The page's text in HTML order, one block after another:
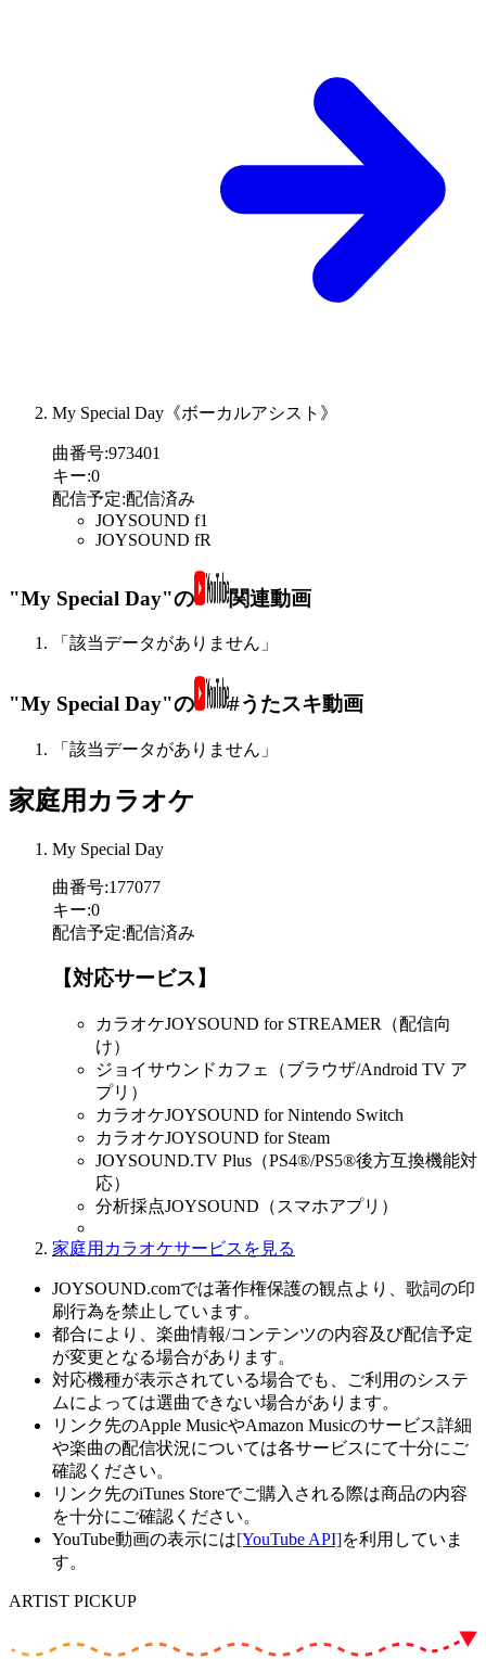
My Special Day《ボーカルアシスト》
曲番号:973401
キー:0
配信予定:配信済み
JOYSOUND f1
JOYSOUND fR
"My Special Day"の 関連動画
「該当データがありません」
"My Special Day"の #うたスキ動画
「該当データがありません」
家庭用カラオケ
My Special Day
曲番号:177077
キー:0
配信予定:配信済み
【対応サービス】
カラオケJOYSOUND for STREAMER（配信向
け）
ジョイサウンドカフェ（ブラウザ/Android TV ア
プリ）
カラオケJOYSOUND for Nintendo Switch
カラオケJOYSOUND for Steam
JOYSOUND.TV Plus（PS4®/PS5®後方互換機能対
応）
分析採点JOYSOUND（スマホアプリ）
家庭用カラオケサービスを見る
JOYSOUND.comでは著作権保護の観点より、歌詞の印
刷行為を禁止しています。
都合により、楽曲情報/コンテンツの内容及び配信予定
が変更となる場合があります。
対応機種が表示されている場合でも、ご利用のシステ
ムによっては選曲できない場合があります。
リンク先のApple MusicやAmazon Musicのサービス詳細
や楽曲の配信状況については各サービスにて十分にご
確認ください。
リンク先のiTunes Storeでご購入される際は商品の内容
を十分にご確認ください。
YouTube動画の表示には[YouTube API]を利用していま
す。
ARTIST PICKUP